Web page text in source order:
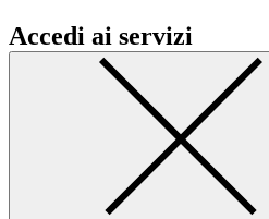
Accedi ai servizi